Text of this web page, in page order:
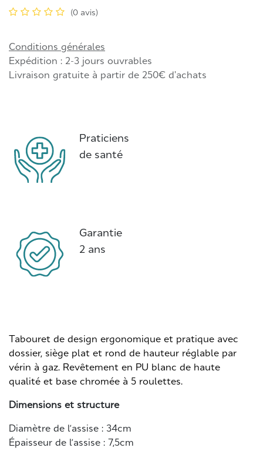
(0 avis)
Conditions générales
Expédition : 2-3 jours ouvrables
Livraison gratuite à partir de 250€ d'achats
Praticiens
de santé
Garantie
2 ans
Tabouret de design ergonomique et pratique avec
dossier, siège plat et rond de hauteur réglable par
vérin à gaz. Revêtement en PU blanc de haute
qualité et base chromée à 5 roulettes.
Dimensions et structure
Diamètre de l’assise : 34cm
Épaisseur de l’assise : 7,5cm